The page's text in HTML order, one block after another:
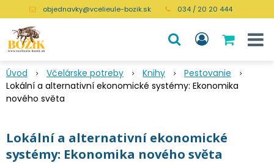
objednavky@vcelieule-bozik.sk 034 / 20 20 444
Úvod Včelárske potreby Knihy
Pestovanie
Lokální a alternativní ekonomické systémy: Ekonomika
nového světa
Lokální a alternativní ekonomické
systémy: Ekonomika nového světa